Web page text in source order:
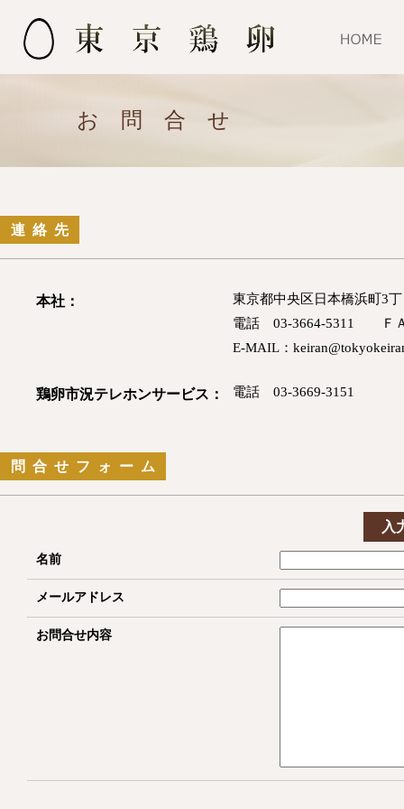
お問合せ
連絡先
本社：
東京都中央区日本橋浜町3
電話 03-3664-5311 Ｆ
E-MAIL：
鶏卵市況テレホンサービス： 電話 03-3669-3151
問合せフォーム
入
名前
メールアドレス
お問合せ内容